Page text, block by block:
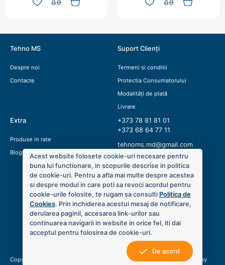
Tehno MS
Despre noi
Contacte
Suport Clienți
Termeni si conditii
Protectia Consumatorului
Modalități de plată
Livrare
Extra
Produse in rate
Blog
+373 78 81 81 01
+373 68 64 77 11
tehnoms.md@gmail.com
Copyright © 2020 Tehno MS. Toate drepturile sunt rezervate. Created by
Acest website folosete cookie-uri necesare pentru
buna lui functionare, in scopurile descrise in politica
de cookie-uri. Pentru a afla mai multe despre acestea
si despre modul in care poti sa revoci acordul pentru
cookie-urile folosite, te rugam sa consulti Politica de
Cookies. Prin inchiderea acestui mesaj de notificare,
derularea paginii, accesarea link-urilor sau
continuarea navigarii in website in orice fel, iti dai
acceptul pentru folosirea de cookie-uri.
De acord